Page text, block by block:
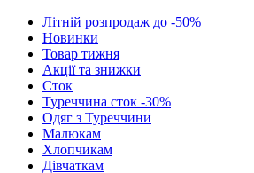
Літній розпродаж до -50%
Новинки
Товар тижня
Акції та знижки
Сток
Туреччина сток -30%
Одяг з Туреччини
Малюкам
Хлопчикам
Дівчаткам